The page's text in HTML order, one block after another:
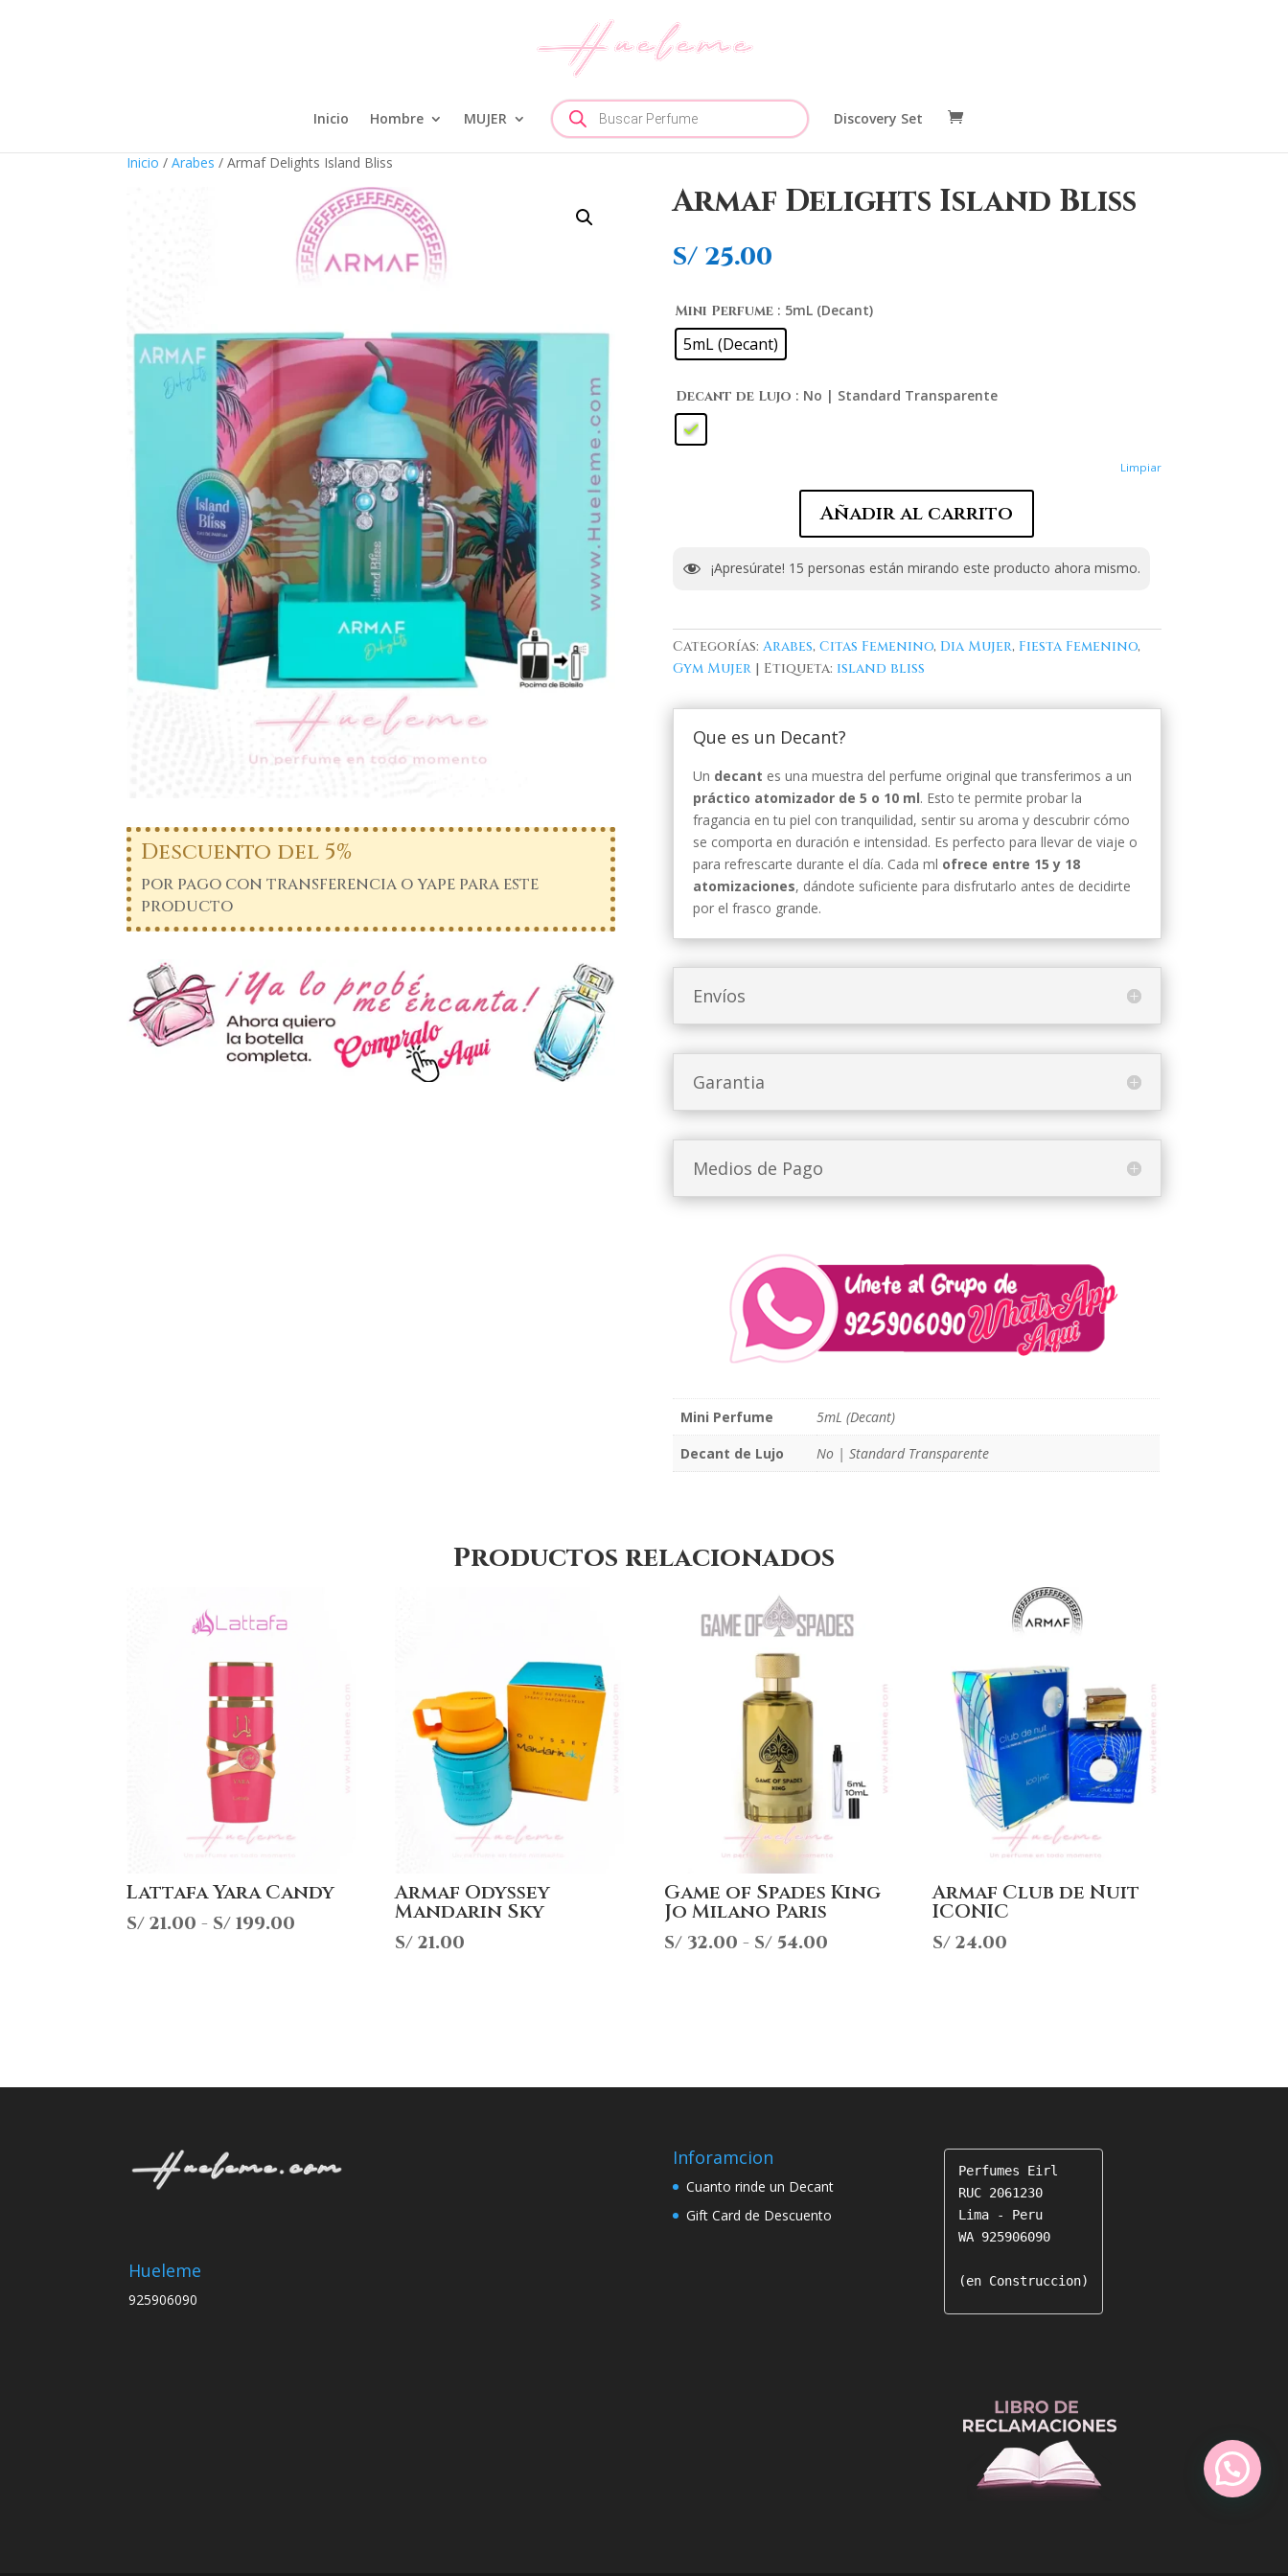
Inicio Hombre MUJER
Búsqueda
de
productos
Discovery Set
Inicio / Arabes / Armaf Delights Island Bliss
Descuento del 5%
por pago con transferencia o yape para este
producto
Armaf Delights Island Bliss
S/25.00
Mini Perfume : 5mL (Decant)
5mL (Decant)
Decant de Lujo : No | Standard Transparente
Limpiar
Añadir al carrito
¡Apresúrate! 15 personas están mirando este producto ahora mismo.
Categorías: Arabes, Citas Femenino, Dia Mujer, Fiesta Femenino,
Gym Mujer
Etiqueta: island bliss
Que es un Decant?
Un decant es una muestra del perfume original que transferimos a un
práctico atomizador de 5 o 10 ml. Esto te permite probar la
fragancia en tu piel con tranquilidad, sentir su aroma y descubrir cómo
se comporta en duración e intensidad. Es perfecto para llevar de viaje o
para refrescarte durante el día. Cada ml ofrece entre 15 y 18
atomizaciones, dándote suficiente para disfrutarlo antes de decidirte
por el frasco grande.
Envíos
Garantia
Medios de Pago
Mini Perfume
5mL (Decant)
Decant de Lujo
No | Standard Transparente
Productos relacionados
Lattafa Yara Candy
S/ 21.00 - S/ 199.00
Armaf Odyssey
Mandarin Sky
S/ 21.00
Game of Spades King
Jo Milano Paris
S/32.00 - S/54.00Rango
S/ 54.00
Armaf Club de Nuit
ICONIC
S/24.00
Hueleme
925906090
Inforamcion
Cuanto rinde un Decant
Gift Card de Descuento
Perfumes Eirl
RUC 2061230
Lima - Peru
WA 925906090
(en Construccion)